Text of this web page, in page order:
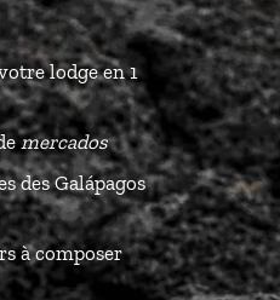
lodge en 1
mercados
des Galápagos
à composer